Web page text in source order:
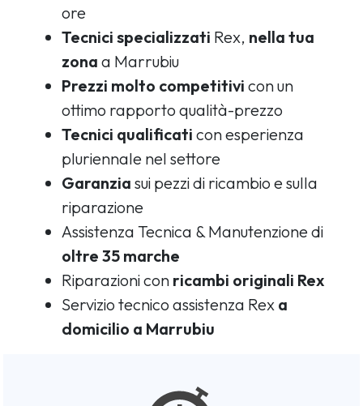
ore
Tecnici specializzati Rex, nella tua
zona a Marrubiu
Prezzi molto competitivi con un
ottimo rapporto qualità-prezzo
Tecnici qualificati con esperienza
pluriennale nel settore
Garanzia sui pezzi di ricambio e sulla
riparazione
Assistenza Tecnica & Manutenzione di
oltre 35 marche
Riparazioni con ricambi originali Rex
Servizio tecnico assistenza Rex a
domicilio a Marrubiu